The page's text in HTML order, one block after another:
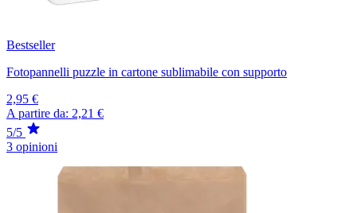
Bestseller
Fotopannelli puzzle in cartone sublimabile con supporto
2,95 €
A partire da: 2,21 €
5/5
3 opinioni